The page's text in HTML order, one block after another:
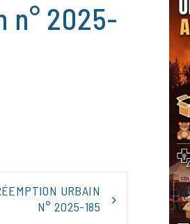
n° 2025-
URBAIN
N° 2025-185